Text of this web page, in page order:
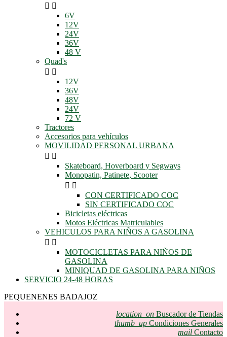
 
6V
12V
24V
36V
48 V
Quad's
 
12V
36V
48V
24V
72 V
Tractores
Accesorios para vehículos
MOVILIDAD PERSONAL URBANA
 
Skateboard, Hoverboard y Segways
Monopatin, Patinete, Scooter
 
CON CERTIFICADO COC
SIN CERTIFICADO COC
Bicicletas eléctricas
Motos Eléctricas Matriculables
VEHICULOS PARA NIÑOS A GASOLINA
 
MOTOCICLETAS PARA NIÑOS DE
GASOLINA
MINIQUAD DE GASOLINA PARA NIÑOS
SERVICIO 24-48 HORAS
PEQUENENES BADAJOZ
location_on Buscador de Tiendas
thumb_up Condiciones Generales
mail Contacto